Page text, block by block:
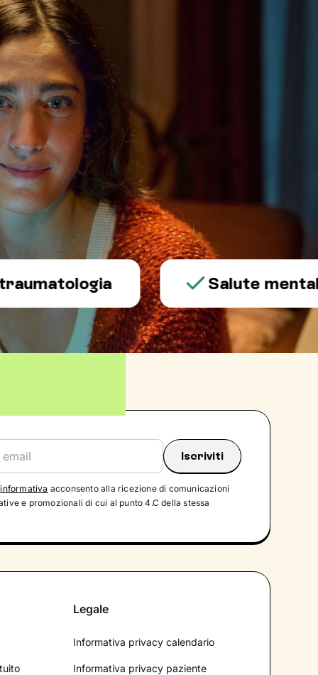
Salute mentale
informativa acconsento alla ricezione di comunicazioni
e promozionali di cui al punto 4.C della stessa
Legale
Informativa privacy calendario
Informativa privacy paziente